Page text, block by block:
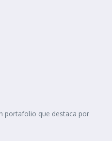
portafolio que destaca por